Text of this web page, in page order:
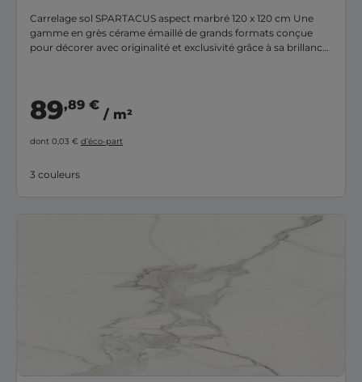
Carrelage sol SPARTACUS aspect marbré 120 x 120 cm Une
gamme en grès cérame émaillé de grands formats conçue
pour décorer avec originalité et exclusivité grâce à sa brillance
89,89 €
/ m²
dont 0,03 € d’éco-part
3 couleurs